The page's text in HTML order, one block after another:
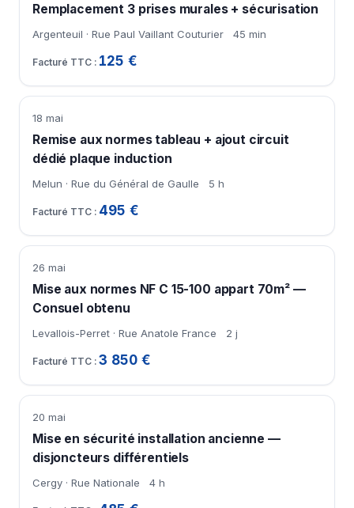
Remplacement 3 prises murales + sécurisation
Argenteuil · Rue Paul Vaillant Couturier 45 min
125 €
18 mai
Remise aux normes tableau + ajout circuit
dédié plaque induction
Melun · Rue du Général de Gaulle 5 h
495 €
26 mai
Mise aux normes NF C 15-100 appart 70m² —
Consuel obtenu
Levallois-Perret · Rue Anatole France 2 j
3 850 €
20 mai
Mise en sécurité installation ancienne —
disjoncteurs différentiels
Cergy · Rue Nationale 4 h